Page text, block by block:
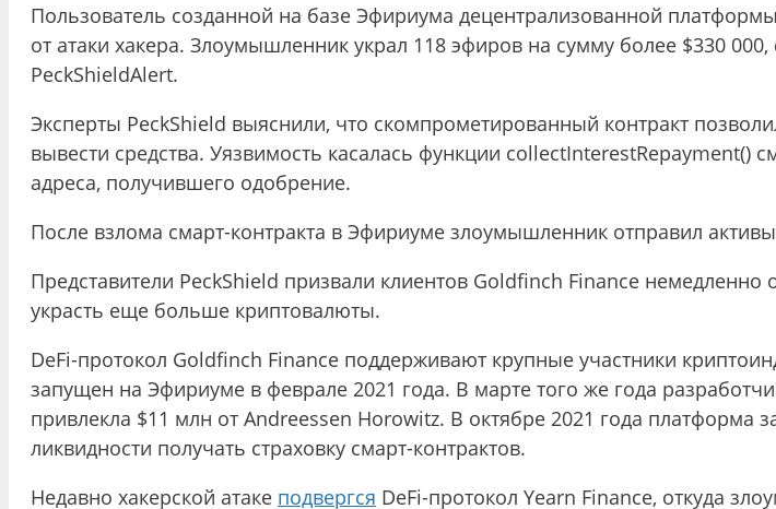
Пользователь созданной на базе Эфириума децентрализованной
от атаки хакера. Злоумышленник украл 118 эфиров на сумму более $330
PeckShieldAlert.
Эксперты PeckShield выяснили, что скомпрометированный контракт
вывести средства. Уязвимость касалась функции collectInterestRepayment()
адреса, получившего одобрение.
После взлома смарт-контракта в Эфириуме злоумышленник отправил
Представители PeckShield призвали клиентов Goldfinch Finance
украсть еще больше криптовалюты.
DeFi-протокол Goldfinch Finance поддерживают крупные участники
запущен на Эфириуме в феврале 2021 года. В марте того же года
привлекла $11 млн от Andreessen Horowitz. В октябре 2021 года
ликвидности получать страховку смарт-контрактов.
Недавно хакерской атаке подвергся DeFi-протокол Yearn Finance, откуда